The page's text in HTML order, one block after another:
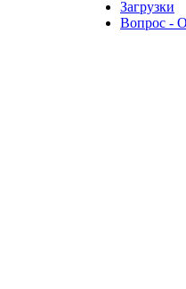
Загрузки
Вопрос -